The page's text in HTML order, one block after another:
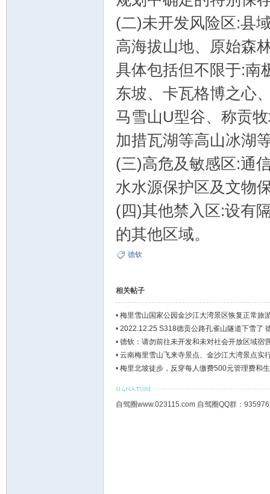
(二)未开发风险区:县
高海拔山地、原始森
具体包括但不限于:南
东坡、卡瓦格博之心
马雪山U型谷、称贡
加措瓦湖等高山冰湖
(三)高危及敏感区:通
水水源保护区及文物
(四)其他禁入区:设有
的其他区域。
德钦
相关帖子
• 梅里雪山国家公园金沙江大湾景区恢复正常旅
• 2022.12.25 S318德贡公路孔雀山隧道下雪了
• 德钦：请勿前往未开发和未对社会开放区域宿
• 云南梅里雪山飞来寺景点、金沙江大湾景点实
• 梅里北坡徒步，反穿每人缴费500元管理费和
自驾圈www.023115.com 自驾圈QQ群：